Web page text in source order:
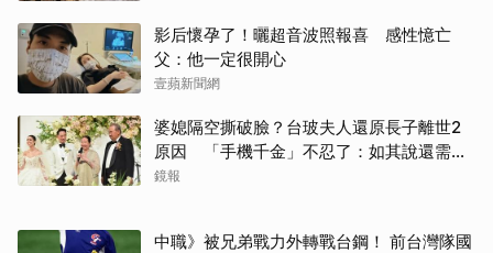
影后懷孕了！曬超音波照報喜 感性憶亡
父：他一定很開心
壹蘋新聞網
婆媳隔空撕破臉？台玻夫人還原長子離世2
原因 「手機千金」不忍了：如其說還需要
離開嗎？
鏡報
中職》被兄弟戰力外轉戰台鋼！ 前台灣隊國